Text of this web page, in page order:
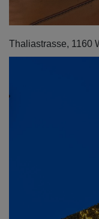
Thaliastrasse, 1160